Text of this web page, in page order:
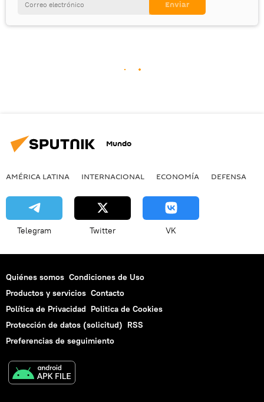
Mundo
AMÉRICA LATINA INTERNACIONAL ECONOMÍA DEFENSA
Telegram Twitter VK
Quiénes somos Condiciones de Uso
Productos y servicios Contacto
Política de Privacidad Politica de Cookies
Protección de datos (solicitud) RSS
Preferencias de seguimiento